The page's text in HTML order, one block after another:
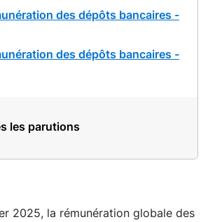
des dépôts bancaires -
des dépôts bancaires -
les parutions
2025, la rémunération globale des